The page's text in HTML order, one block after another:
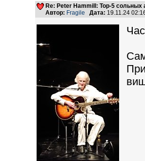
Re: Peter Hammill: Top-5 сольных
Автор: Fragile Дата: 19.11.24